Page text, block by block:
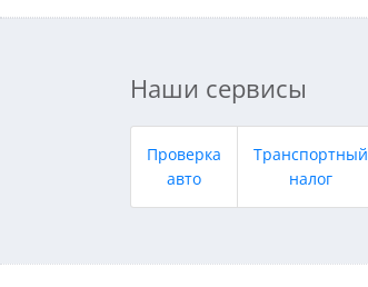
Наши сервисы
Проверка
авто
Транспортный
налог